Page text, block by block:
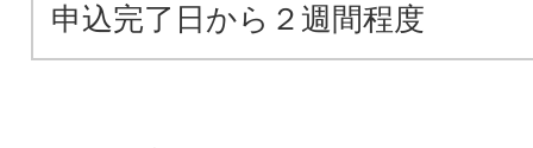
申込完了日から２週間程度